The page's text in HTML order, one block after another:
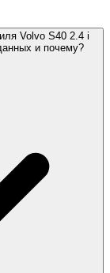
Volvo S40 2.4 i
и почему?